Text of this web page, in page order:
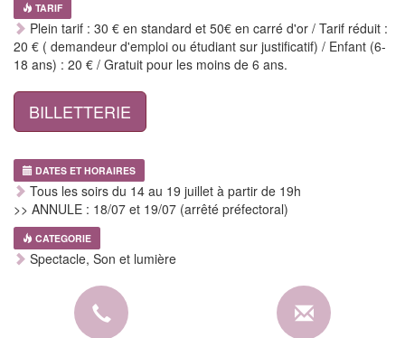
TARIF
Plein tarif : 30 € en standard et 50€ en carré d'or / Tarif réduit :
20 € ( demandeur d'emploi ou étudiant sur justificatif) / Enfant (6-
18 ans) : 20 € / Gratuit pour les moins de 6 ans.
BILLETTERIE
DATES ET HORAIRES
Tous les soirs du 14 au 19 juillet à partir de 19h
>> ANNULE : 18/07 et 19/07 (arrêté préfectoral)
CATEGORIE
Spectacle, Son et lumière